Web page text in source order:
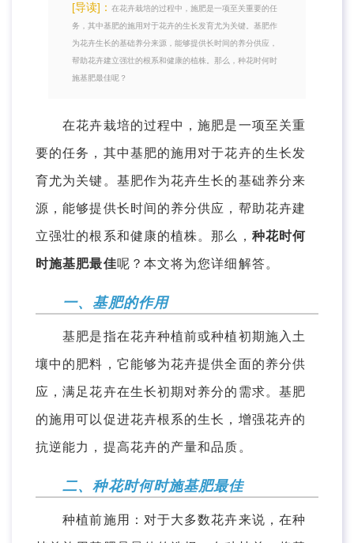
[导读]： 在花卉栽培的过程中，施肥是一项至关重要的任
务，其中基肥的施用对于花卉的生长发育尤为关键。基肥作
为花卉生长的基础养分来源，能够提供长时间的养分供应，
帮助花卉建立强壮的根系和健康的植株。那么，种花时何时
施基肥最佳呢？
在花卉栽培的过程中，施肥是一项至关重
要的任务，其中基肥的施用对于花卉的生长发
育尤为关键。基肥作为花卉生长的基础养分来
源，能够提供长时间的养分供应，帮助花卉建
立强壮的根系和健康的植株。那么， 种花时何
时施基肥最佳呢？本文将为您详细解答。
一、基肥的作用
基肥是指在花卉种植前或种植初期施入土
壤中的肥料，它能够为花卉提供全面的养分供
应，满足花卉在生长初期对养分的需求。基肥
的施用可以促进花卉根系的生长，增强花卉的
抗逆能力，提高花卉的产量和品质。
二、种花时何时施基肥最佳
种植前施用：对于大多数花卉来说，在种